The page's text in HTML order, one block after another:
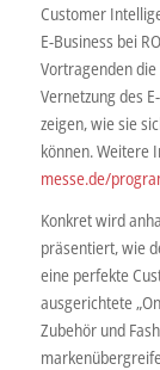
Customer
E-Business bei
Vortragenden
Vernetzung des
zeigen, wie sie
können. Weitere
messe.de/
Konkret wird
präsentiert, wie
eine perfekte
ausgerichtete
Zubehör und